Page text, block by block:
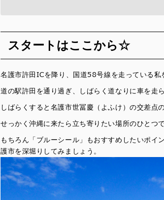
スタートはここから☆
名護市許田ICを降り、国道58号線を走っている私
道の駅許田を通り過ぎ、しばらく道なりに車を走
しばらくすると名護市世冨慶（よふけ）の交差点
せっかく沖縄に来たら立ち寄りたい場所のひとつで
もちろん「ブルーシール」もおすすめしたいポイ
護市を深堀りしてみましょう。